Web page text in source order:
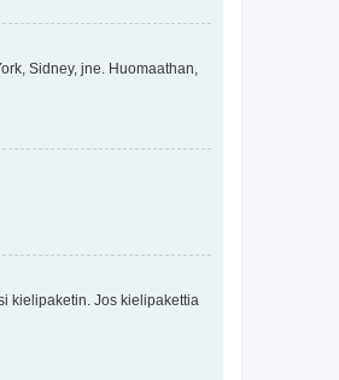
Sidney, jne. Huomaathan,
kielipaketin. Jos kielipakettia